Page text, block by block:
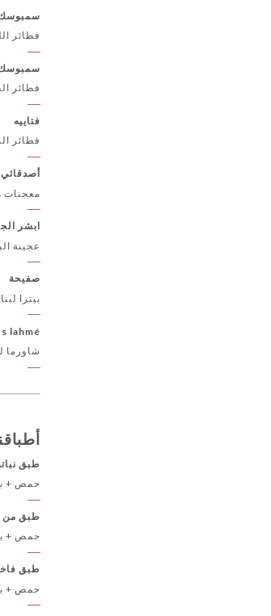
سمبوسك
فطائر
سمبوسك
فطائر
فتاييه
فطائر
أصدقائي
معجنات
ابشر
عجينة
صفيحة
بيتزا
lahmé
شاورما
طبق
حمص +
طبق من
حمص + بابا
طبق
حمص + بابا غنوج + تبولة